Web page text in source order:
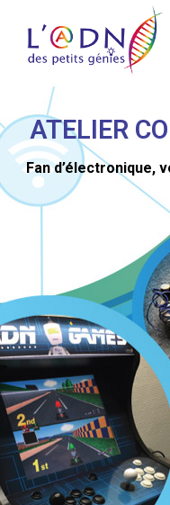
ATELIER
Fan d’électronique,